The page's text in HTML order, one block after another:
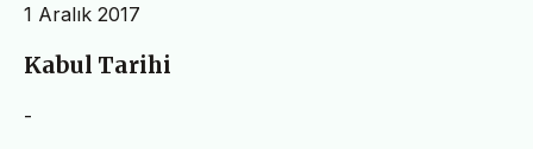
1 Aralık 2017
Kabul Tarihi
-